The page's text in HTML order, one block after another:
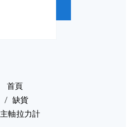
首頁
缺貨
主軸拉力計